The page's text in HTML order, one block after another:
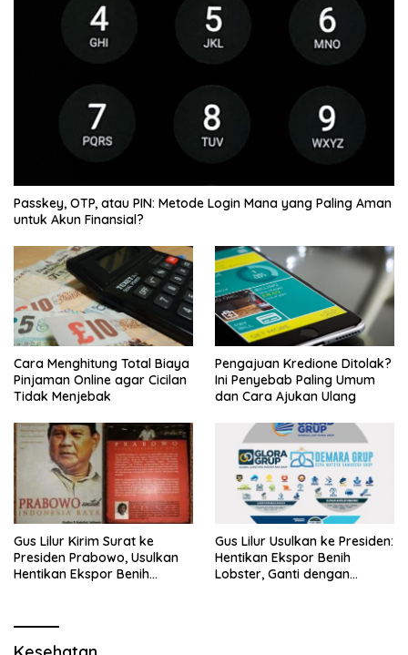
Passkey, OTP, atau PIN: Metode Login Mana yang Paling Aman
untuk Akun Finansial?
Cara Menghitung Total Biaya
Pinjaman Online agar Cicilan
Tidak Menjebak
Pengajuan Kredione Ditolak?
Ini Penyebab Paling Umum
dan Cara Ajukan Ulang
Gus Lilur Kirim Surat ke
Presiden Prabowo, Usulkan
Hentikan Ekspor Benih
Gus Lilur Usulkan ke Presiden:
Hentikan Ekspor Benih
Lobster, Ganti dengan